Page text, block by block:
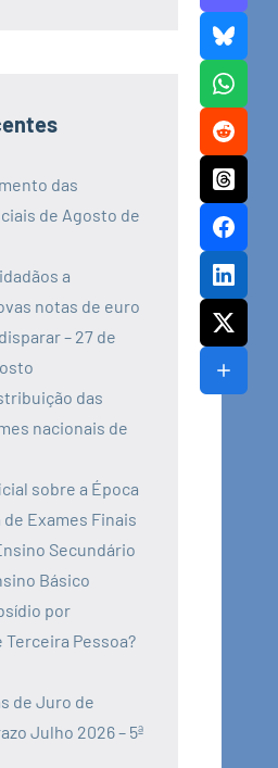
das
de Agosto de
a
notas de euro
– 27 de
das
nacionais de
sobre a Época
Exames Finais
Secundário
Básico
por
Pessoa?
de Juro de
Julho 2026 – 5ª